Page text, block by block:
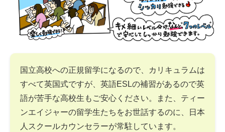
国立高校への正規留学になるので、カリキュラムは
すべて英国式ですが、英語ESLの補習があるので英
語が苦手な高校生もご安心ください。また、ティー
ンエイジャーの留学生たちをお世話するのに、日本
人スクールカウンセラーが常駐しています。